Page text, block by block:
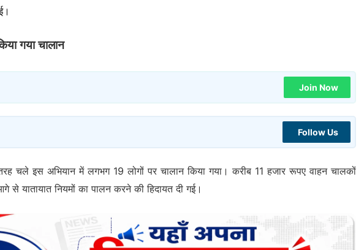
गया चालान
Join Now
Follow Us
चले इस अभियान में लगभग 19 लोगों पर चालान किया गया। करीब 11 हजार रूपए वाहन चालकों
से यातायात नियमों का पालन करने की हिदायत दी गई।